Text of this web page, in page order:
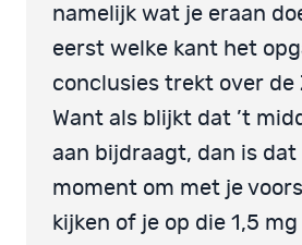
namelijk wat je eraan
eerst welke kant het
conclusies trekt over de
Want als blijkt dat ’t
aan bijdraagt, dan is dat
moment om met je
kijken of je op die 1,5